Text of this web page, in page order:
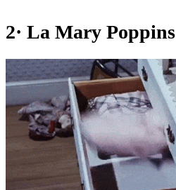
2· La Mary Poppins